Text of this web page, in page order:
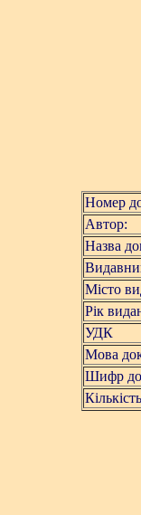
Номер
Автор:
Назва
Місто
Рік
УДК
Мова
Шифр